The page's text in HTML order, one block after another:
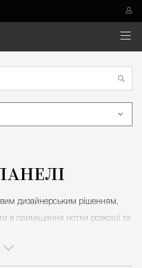
дизайнерським рішенням,
в приміщення нотки розкоші та